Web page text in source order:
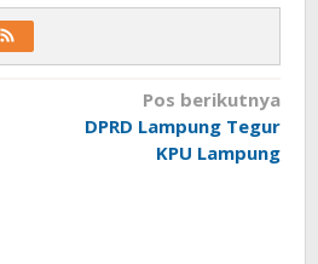
Pos berikutnya
DPRD Lampung Tegur
KPU Lampung